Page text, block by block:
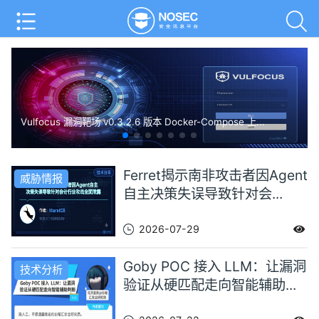
Vulfocus 漏洞靶场 v0.3.2.6 版本 Docker-Compose 上...
威胁情报
Ferret揭示南非攻击者因Agent
自主决策失误导致针对会...
2026-07-29
技术分析
Goby POC 接入 LLM：让漏洞
验证从硬匹配走向智能辅助...